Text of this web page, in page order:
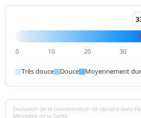
pH 7,1 unité pH
Saveur (qualitatif)
Aucun
changement
anormal
Sulfates 6,5 mg/L
Titre alcalimétrique
0 10 20 30
Très douce Douce Moyennement
Evolution de la concentration de calcaire dans
Ministère de la Santé